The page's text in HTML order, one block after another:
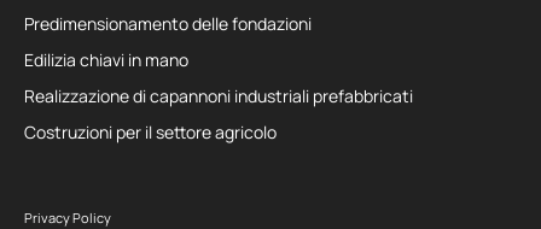
Predimensionamento delle fondazioni
Edilizia chiavi in mano
Realizzazione di capannoni industriali prefabbricati
Costruzioni per il settore agricolo
Privacy Policy